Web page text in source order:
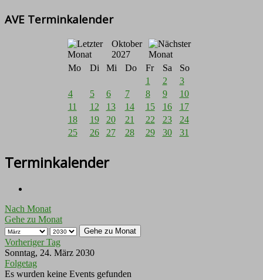
AVE Terminkalender
Oktober
2027
Mo
Di Mi Do Fr Sa
So
1
2
3
4
5 6 7 8 9
10
11
12 13 14 15 16
17
18
19 20 21 22 23
24
25
26 27 28 29 30 31
Terminkalender
Nach Monat
Gehe zu Monat
Gehe zu Monat
Vorheriger Tag
Sonntag, 24. März 2030
Folgetag
Es wurden keine Events gefunden